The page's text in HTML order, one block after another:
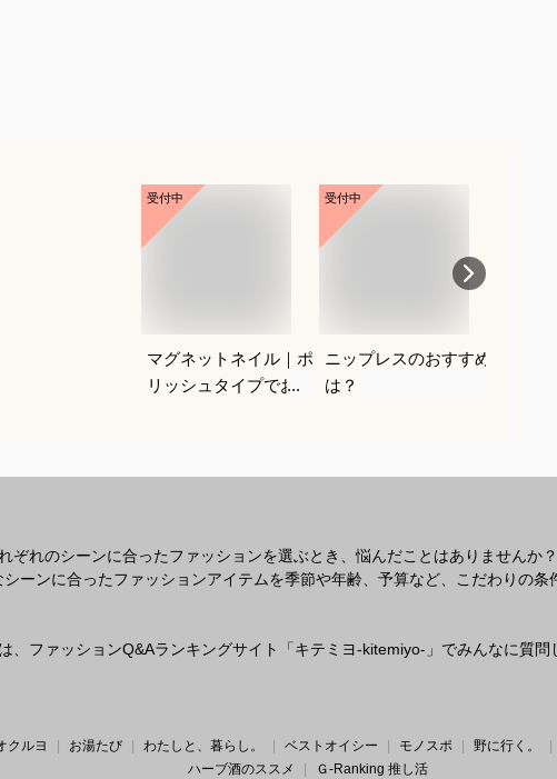
受付中
マグネットネイル｜ポ
リッシュタイプでおす
受付中
ニップレスのおすすめ
は？
ぞれのシーンに合ったファッションを選ぶとき、悩んだことはありませんか？
ーンに合ったファッションアイテムを季節や年齢、予算など、こだわりの条
、ファッションQ&Aランキングサイト「キテミヨ-kitemiyo-」でみんなに質
クルヨ お湯たび わたしと、暮らし。 ベストオイシー モノスポ 野に行く。
ハーブ酒のススメ
Ｇ-Ranking 推し活